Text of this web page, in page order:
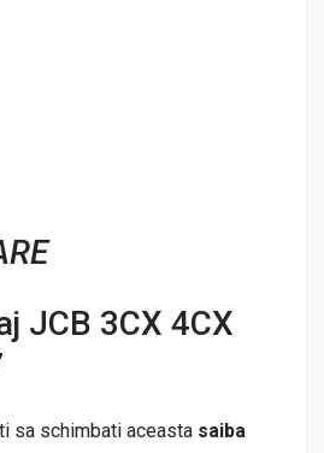
JCB 3CX 4CX
sa schimbati aceasta saiba